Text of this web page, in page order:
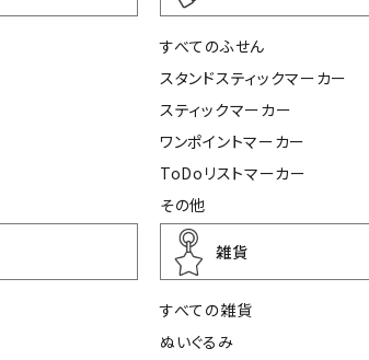
すべてのふせん
スタンドスティックマーカー
スティックマーカー
ワンポイントマーカー
ToDoリストマーカー
その他
雑貨
すべての雑貨
ぬいぐるみ